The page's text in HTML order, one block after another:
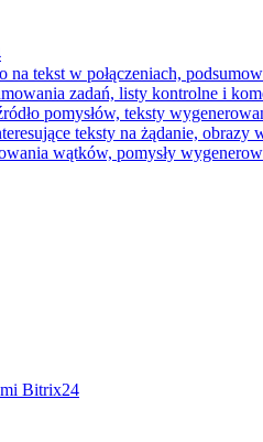
na tekst w połączeniach,
zadań, listy kontrolne i
pomysłów, teksty
teksty na żądanie, obrazy
wątków, pomysły
Bitrix24